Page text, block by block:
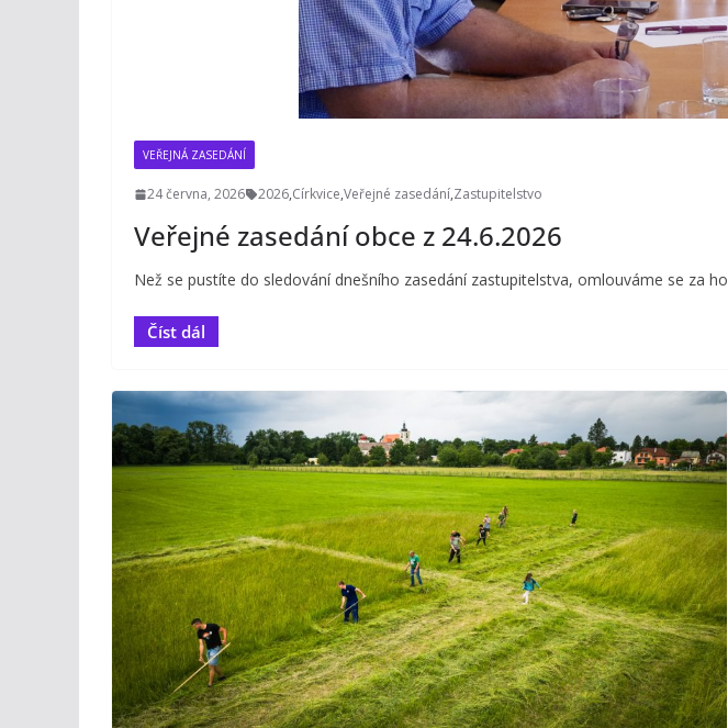
VEŘEJNÁ ZASEDÁNÍ
24 června, 2026 2026,Církvice,Veřejné zasedání,Zastupitelstvo
Veřejné zasedání obce z 24.6.2026
Než se pustíte do sledování dnešního zasedání zastupitelstva, omlouváme se za